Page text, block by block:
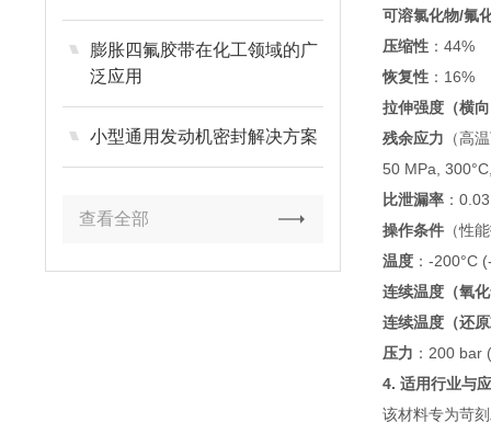
材
膨胀四氟胶带在化工领域的广
泛应用
小型通用发动机密封解决方案
查看全部
可溶氯化物/氟
压缩性 ：44%
恢复性 ：16%
拉伸强度（横
残余应力 （高
50 MPa,
比泄漏率 ：
操作条件 （性
温度 ：-200°C
连续温度（氧
连续温度（还
压力 ：200 bar
4. 适用行业与
该材料专为苛